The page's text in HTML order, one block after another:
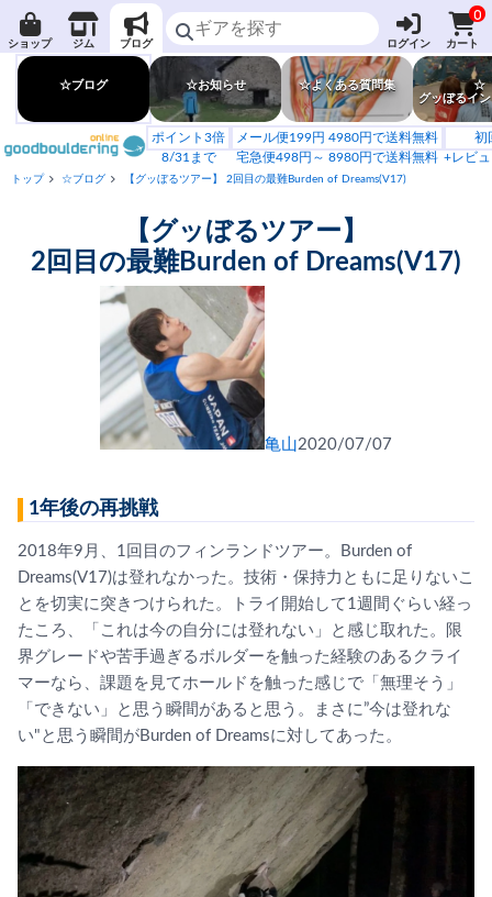
ショップ ジム ブログ ログイン
0
カート
☆ブログ ☆お知らせ ☆よくある質問集
☆
グッぼるイ
ポイント3倍
8/31まで
メール便199円 4980円で送料無料
宅急便498円～ 8980円で送料無料
初
+レビ
トップ ☆ブログ 【グッぼるツアー】 2回目の最難Burden of Dreams(V17)
【グッぼるツアー】
2回目の最難Burden of Dreams(V17)
亀山2020/07/07
1年後の再挑戦
2018年9月、1回目のフィンランドツアー。Burden of
Dreams(V17)は登れなかった。技術・保持力ともに足りないこ
とを切実に突きつけられた。トライ開始して1週間ぐらい経っ
たころ、「これは今の自分には登れない」と感じ取れた。限
界グレードや苦手過ぎるボルダーを触った経験のあるクライ
マーなら、課題を見てホールドを触った感じで「無理そう」
「できない」と思う瞬間があると思う。まさに”今は登れな
い"と思う瞬間がBurden of Dreamsに対してあった。